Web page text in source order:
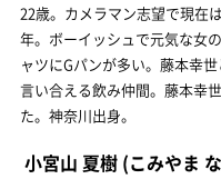
22歳。カメラマン志望で現在
年。ボーイッシュで元気な女
ャツにGパンが多い。藤本幸
言い合える飲み仲間。藤本幸
た。神奈川出身。
小宮山 夏樹 (こみやま